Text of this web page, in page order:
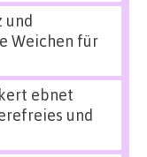
und
Weichen für
ebnet
und